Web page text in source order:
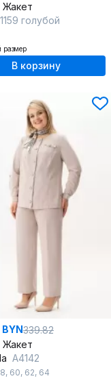
1159 голубой
размер
В корзину
339.82
А4142
, 60, 62, 64